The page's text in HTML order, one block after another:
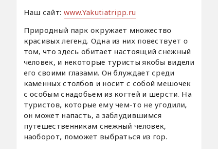
Наш сайт: www.Yakutiatripp.ru
Природный парк окружает множество
красивых легенд. Одна из них повествует о
том, что здесь обитает настоящий снежный
человек, и некоторые туристы якобы видели
его своими глазами. Он блуждает среди
каменных столбов и носит с собой мешочек
с особым снадобьем из когтей и шерсти. На
туристов, которые ему чем-то не угодили,
он может напасть, а заблудившимся
путешественникам снежный человек,
наоборот, поможет выбраться из гор.